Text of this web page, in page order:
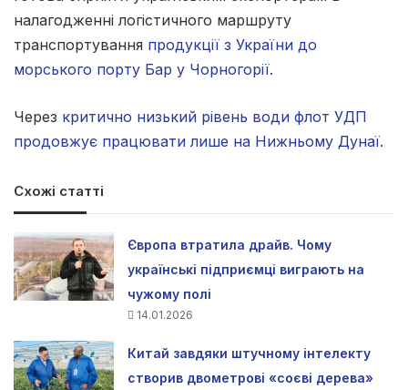
налагодженні логістичного маршруту
транспортування продукції з України до
морського порту Бар у Чорногорії.
Через критично низький рівень води флот УДП
продовжує працювати лише на Нижньому Дунаї.
Схожі статті
Європа втратила драйв. Чому
українські підприємці виграють на
чужому полі
14.01.2026
Китай завдяки штучному інтелекту
створив двометрові «соєві дерева»